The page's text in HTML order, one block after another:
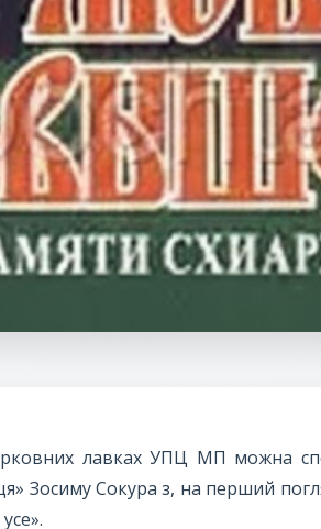
лавках УПЦ МП можна
Зосиму Сокура з, на перший